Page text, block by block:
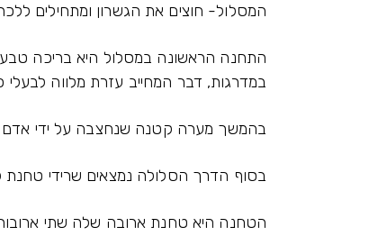
המסלול- חוצים את הגשרון ומתחילים
התחנה הראשונה במסלול היא בריכה
במדרגות, דבר המחייב עזרת מלווה לבעלי
בהמשך מערה קטנה שנחצבה על ידי אדם
בסוף הדרך הסלולה נמצאים שרידי
הטחנה היא טחנת ארובה שלה שתי